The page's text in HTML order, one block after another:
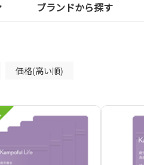
ブランドから探す
価格(高い順)